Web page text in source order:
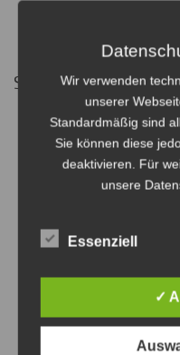
Schulen
Staatl. Gesamtschule
Albert-Schweitzer-MS
GS Bayreuth-Meyernberg
MS Bayreuth-Altstadt
Graser-GS Bayreuth
GS Bayreuth-Lerchenbühl
Priv. Montessori-VS
Priv. GS Schloss
Wir verwenden
unserer
Standardmäßig sind
Sie können diese
deaktivieren. Für
unsere
Essenziell
✓